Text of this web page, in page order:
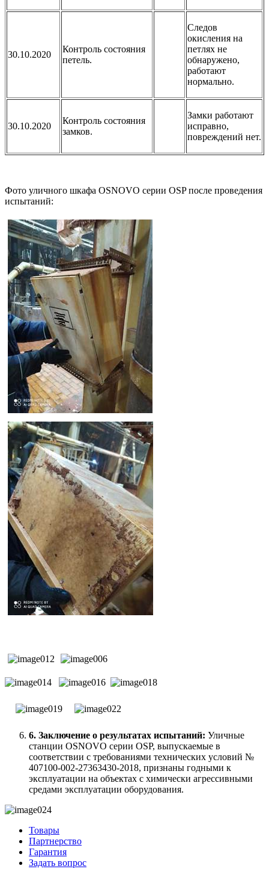
30.10.2020
Контроль состояния
петель.
Следов
окисления на
петлях не
обнаружено,
работают
нормально.
30.10.2020
Контроль состояния
замков.
Замки работают
исправно,
повреждений нет.
Фото уличного шкафа OSNOVO серии OSP после проведения
испытаний:
6. Заключение о результатах испытаний: Уличные
станции OSNOVO серии OSP, выпускаемые в
соответствии с требованиями технических условий №
407100-002-27363430-2018, признаны годными к
эксплуатации на объектах с химически агрессивными
средами эксплуатации оборудования.
Товары
Партнерство
Гарантия
Задать вопрос